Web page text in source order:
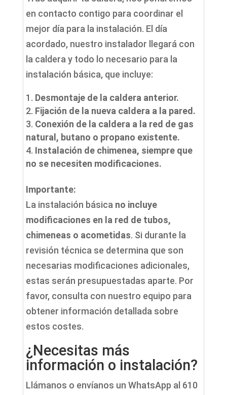
en contacto contigo para coordinar el
mejor día para la instalación. El día
acordado, nuestro instalador llegará con
la caldera y todo lo necesario para la
instalación básica, que incluye:
Desmontaje de la caldera anterior.
Fijación de la nueva caldera a la pared.
Conexión de la caldera a la red de gas
natural, butano o propano existente.
Instalación de chimenea, siempre que
no se necesiten modificaciones.
Importante:
La instalación básica no incluye
modificaciones en la red de tubos,
chimeneas o acometidas. Si durante la
revisión técnica se determina que son
necesarias modificaciones adicionales,
estas serán presupuestadas aparte. Por
favor, consulta con nuestro equipo para
obtener información detallada sobre
estos costes.
¿Necesitas más
información o instalación?
Llámanos o envíanos un WhatsApp al 610